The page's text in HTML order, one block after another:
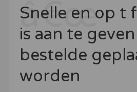
Snelle en op t
is aan te
bestelde
worden